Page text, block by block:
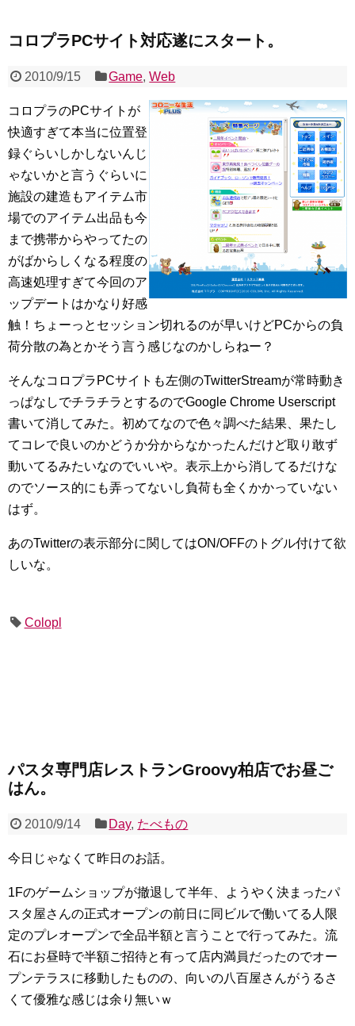
コロプラPCサイト対応遂にスタート。
2010/9/15 Game,Web
コロプラのPCサイトが
快適すぎて本当に位置登
録ぐらいしかしないんじ
ゃないかと言うぐらいに
施設の建造もアイテム市
場でのアイテム出品も今
まで携帯からやってたの
がばからしくなる程度の
高速処理すぎて今回のア
ップデートはかなり好感
触！ちょーっとセッション切れるのが早いけどPCからの負
荷分散の為とかそう言う感じなのかしらねー？
そんなコロプラPCサイトも左側のTwitterStreamが常時動き
っぱなしでチラチラとするのでGoogle Chrome Userscript
書いて消してみた。初めてなので色々調べた結果、果たし
てコレで良いのかどうか分からなかったんだけど取り敢ず
動いてるみたいなのでいいや。表示上から消してるだけな
のでソース的にも弄ってないし負荷も全くかかっていない
はず。
あのTwitterの表示部分に関してはON/OFFのトグル付けて欲
しいな。
Colopl
パスタ専門店レストランGroovy柏店でお昼ご
はん。
2010/9/14 Day, たべもの
今日じゃなくて昨日のお話。
1Fのゲームショップが撤退して半年、ようやく決まったパ
スタ屋さんの正式オープンの前日に同ビルで働いてる人限
定のプレオープンで全品半額と言うことで行ってみた。流
石にお昼時で半額ご招待と有って店内満員だったのでオー
プンテラスに移動したものの、向いの八百屋さんがうるさ
くて優雅な感じは余り無いｗ